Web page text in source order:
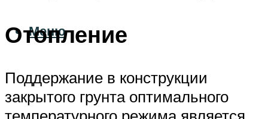
Меню
Отопление
Поддержание в конструкции
закрытого грунта оптимального